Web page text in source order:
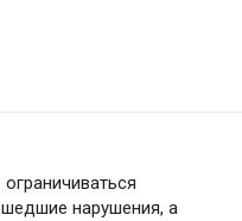
нарушения, а